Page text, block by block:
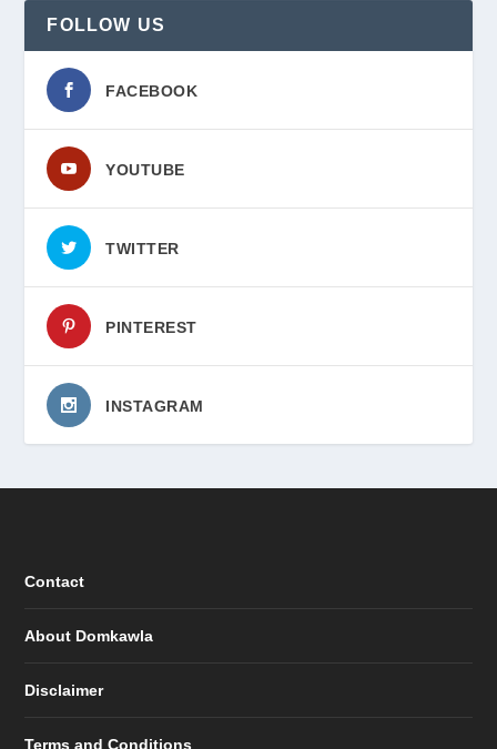
FOLLOW US
FACEBOOK
YOUTUBE
TWITTER
PINTEREST
INSTAGRAM
Contact
About Domkawla
Disclaimer
Terms and Conditions